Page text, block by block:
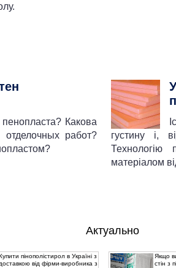
Какова
работ?
густину і,
Технологію
матеріалом
Актуально
пінополістирол в Україні з
доставкою від фірми-виробника з
Якщо
стін з